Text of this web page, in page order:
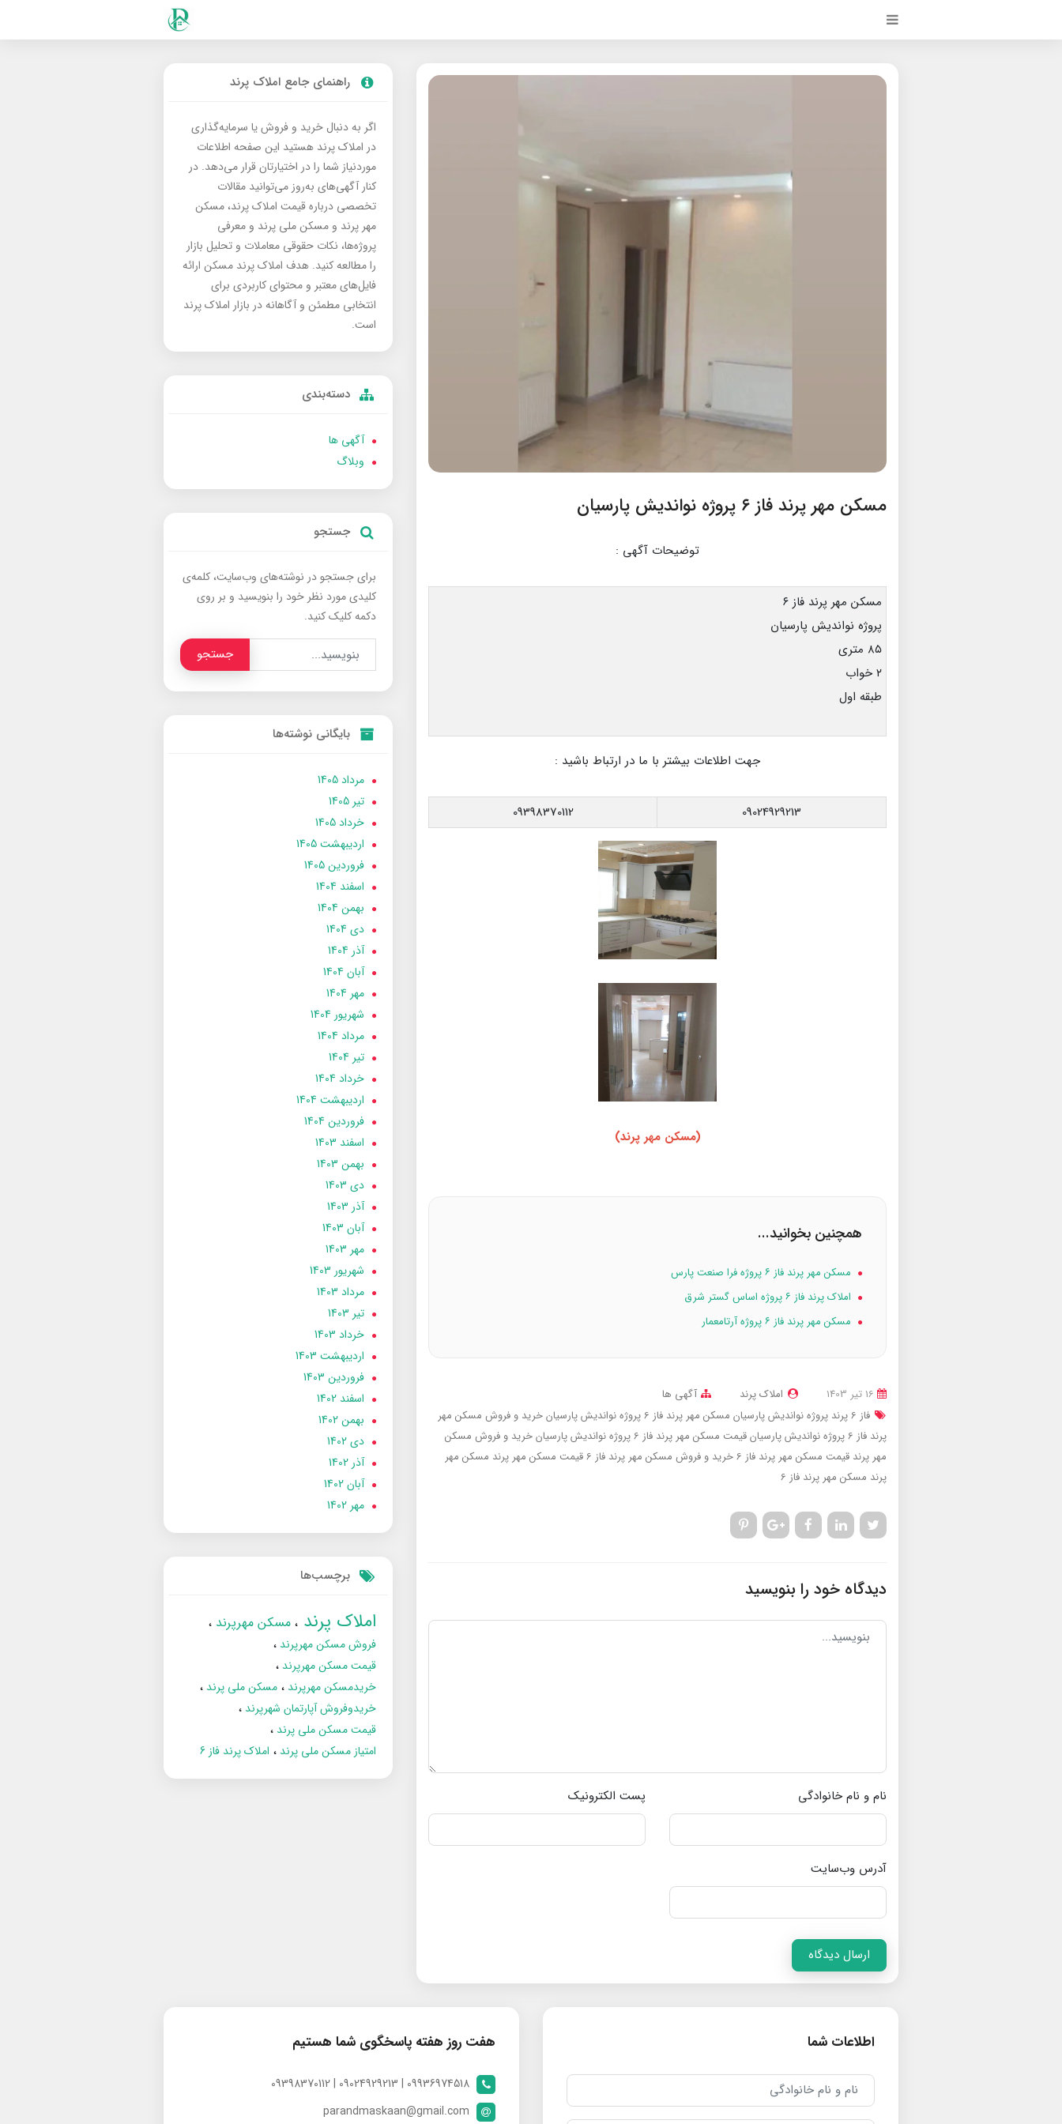
مسکن مهر پرند فاز ۶ پروژه نواندیش پارسیان
توضیحات آگهی :
مسکن مهر پرند فاز ۶
پروژه نواندیش پارسیان
۸۵ متری
۲ خواب
طبقه اول
جهت اطلاعات بیشتر با ما در ارتباط باشید :
09024929213
09398370112
(مسکن مهر پرند)
همچنین بخوانید...
مسکن مهر پرند فاز ۶ پروژه فرا صنعت پارس
املاک پرند فاز ۶ پروژه اساس گستر شرق
مسکن مهر پرند فاز ۶ پروژه آرتامعمار
املاک پرند
آگهی ها
فاز 6 پرند پروژه نواندیش پارسیان
مسکن مهر پرند فاز 6 پروژه نواندیش پارسیان
خرید و فروش مسکن مهر
پرند فاز 6 پروژه نواندیش پارسیان
قیمت مسکن مهر پرند فاز 6 پروژه نواندیش پارسیان
خرید و فروش مسکن
مهر پرند قیمت مسکن مهر پرند فاز 6 خرید و فروش مسکن مهر پرند فاز 6 قیمت مسکن مهر پرند مسکن مهر
پرند مسکن مهر پرند فاز 6
دیدگاه خود را بنویسید
نام و نام خانوادگی پست الکترونیک
آدرس وب‌سایت
ارسال دیدگاه
راهنمای جامع املاک پرند
اگر به دنبال خرید و فروش یا سرمایه‌گذاری
در املاک پرند هستید این صفحه اطلاعات
موردنیاز شما را در اختیارتان قرار می‌دهد. در
کنار آگهی‌های به‌روز می‌توانید مقالات
تخصصی درباره قیمت املاک پرند، مسکن
مهر پرند و مسکن ملی پرند و معرفی
پروژه‌ها، نکات حقوقی معاملات و تحلیل بازار
را مطالعه کنید. هدف املاک پرند مسکن ارائه
فایل‌های معتبر و محتوای کاربردی برای
انتخابی مطمئن و آگاهانه در بازار املاک پرند
است.
دسته‌بندی
آگهی ها
وبلاگ
جستجو
برای جستجو در نوشته‌های وب‌سایت، کلمه‌ی
کلیدی مورد نظر خود را بنویسید و بر روی
دکمه کلیک کنید.
جستجو
بایگانی نوشته‌ها
مرداد 1405
تير 1405
خرداد 1405
ارديبهشت 1405
فروردین 1405
اسفند 1404
بهمن 1404
دی 1404
آذر 1404
آبان 1404
مهر 1404
شهریور 1404
مرداد 1404
تير 1404
خرداد 1404
ارديبهشت 1404
فروردین 1404
اسفند 1403
بهمن 1403
دی 1403
آذر 1403
آبان 1403
مهر 1403
شهریور 1403
مرداد 1403
تير 1403
خرداد 1403
ارديبهشت 1403
فروردین 1403
اسفند 1402
بهمن 1402
دی 1402
آذر 1402
آبان 1402
مهر 1402
برچسب‌ها
املاک پرند مسکن مهرپرند
فروش مسکن مهرپرند
قیمت مسکن مهرپرند
خریدمسکن مهرپرند
مسکن ملی پرند
خریدوفروش آپارتمان شهرپرند
قیمت مسکن ملی پرند
امتیاز مسکن ملی پرند
املاک پرند فاز 6
اطلاعات شما هفت روز هفته پاسخگوی شما هستیم
09936974518 | 09024929213 | 09398370112
parandmaskaan@gmail.com